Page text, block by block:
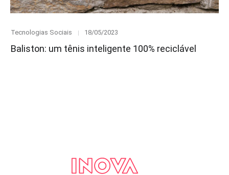
Category
Tecnologias Sociais
Posted
18/05/2023
Baliston: um tênis inteligente 100% reciclável